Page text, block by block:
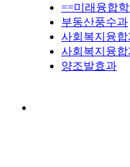
==미래융합
부동산풍수과
사회복지융
사회복지융
양조발효과